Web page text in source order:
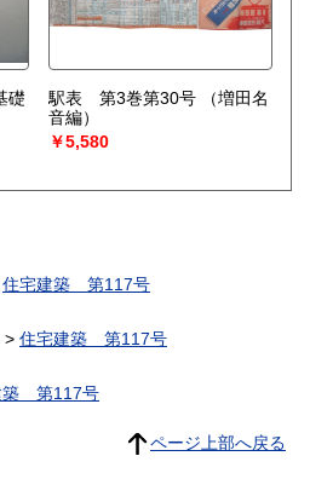
礎
駅表 第3巻第30号
（増田名
音編）
￥5,580
住宅建築 第117号
住宅建築 第117号
築 第117号
ページ上部へ戻る